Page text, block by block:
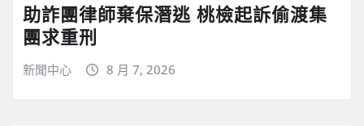
助詐團律師棄保潛逃 桃檢起訴偷渡集
團求重刑
新聞中心 8 月 7, 2026